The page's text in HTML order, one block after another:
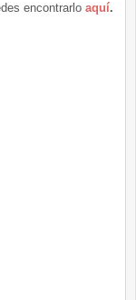
encontrarlo aquí.